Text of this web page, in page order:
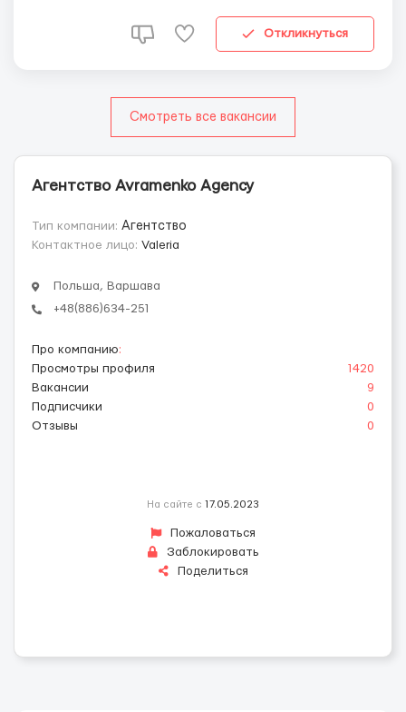
Откликнуться
Смотреть все вакансии
Агентство Avramenko Agency
Тип компании: Агентство
Контактное лицо: Valeria
Польша, Варшава
+48(886)634-251
Про компанию:
Просмотры профиля
1420
Вакансии
9
Подписчики
0
Отзывы
0
На сайте с 17.05.2023
Пожаловаться
Заблокировать
Поделиться